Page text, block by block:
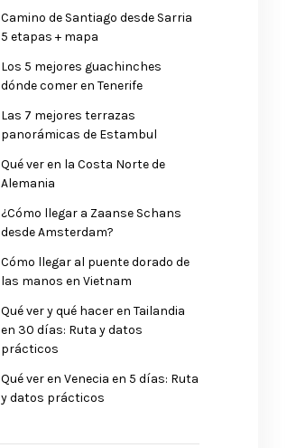
Camino de Santiago desde Sarria
5 etapas + mapa
Los 5 mejores guachinches
dónde comer en Tenerife
Las 7 mejores terrazas
panorámicas de Estambul
Qué ver en la Costa Norte de
Alemania
¿Cómo llegar a Zaanse Schans
desde Amsterdam?
Cómo llegar al puente dorado de
las manos en Vietnam
Qué ver y qué hacer en Tailandia
en 30 días: Ruta y datos
prácticos
Qué ver en Venecia en 5 días: Ruta
y datos prácticos